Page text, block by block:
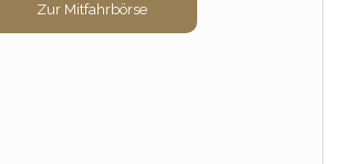
Zur Mitfahrbörse